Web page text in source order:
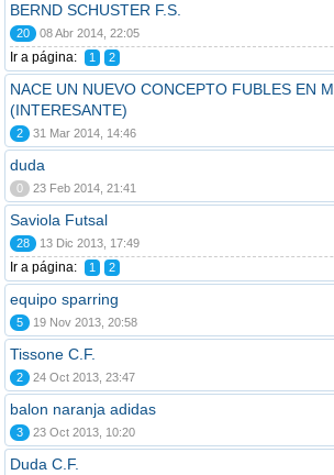
BERND SCHUSTER F.S.
20 08 Abr 2014, 22:05
Ir a página: 1 2
NACE UN NUEVO CONCEPTO FUBLES EN
(INTERESANTE)
2 31 Mar 2014, 14:46
duda
0 23 Feb 2014, 21:41
Saviola Futsal
28 13 Dic 2013, 17:49
Ir a página: 1 2
equipo sparring
5 19 Nov 2013, 20:58
Tissone C.F.
2 24 Oct 2013, 23:47
balon naranja adidas
3 23 Oct 2013, 10:20
Duda C.F.